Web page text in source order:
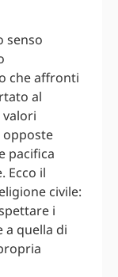
senso
che affronti
al
valori
pacifica
Ecco il
civile:
i
a quella di